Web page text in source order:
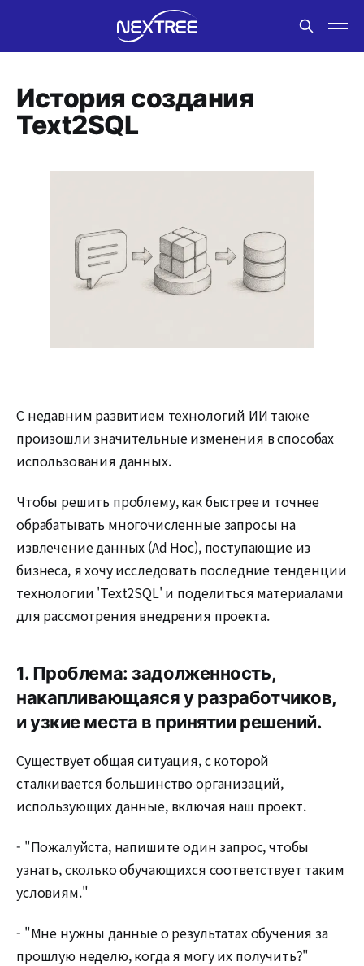
История создания
Text2SQL
С недавним развитием технологий ИИ также
произошли значительные изменения в способах
использования данных.
Чтобы решить проблему, как быстрее и точнее
обрабатывать многочисленные запросы на
извлечение данных (Ad Hoc), поступающие из
бизнеса, я хочу исследовать последние тенденции
технологии 'Text2SQL' и поделиться материалами
для рассмотрения внедрения проекта.
1. Проблема: задолженность,
накапливающаяся у разработчиков,
и узкие места в принятии решений.
Существует общая ситуация, с которой
сталкивается большинство организаций,
использующих данные, включая наш проект.
- "Пожалуйста, напишите один запрос, чтобы
узнать, сколько обучающихся соответствует таким
условиям."
- "Мне нужны данные о результатах обучения за
прошлую неделю, когда я могу их получить?"